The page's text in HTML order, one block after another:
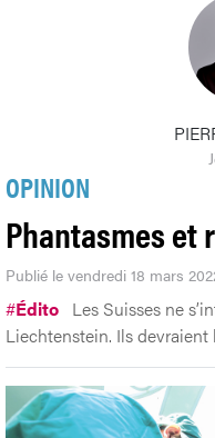
OPINION
Phantasmes et
Publié le vendredi 18 mars
#Édito Les Suisses ne
Liechtenstein. Ils devraient